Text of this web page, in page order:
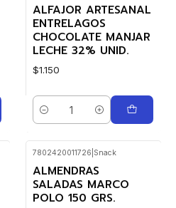
ALFAJOR ARTESANAL
ENTRELAGOS
CHOCOLATE MANJAR
LECHE 32% UNID.
$1.150
Cantidad
7802420011726 Snack
ALMENDRAS
SALADAS MARCO
POLO 150 GRS.